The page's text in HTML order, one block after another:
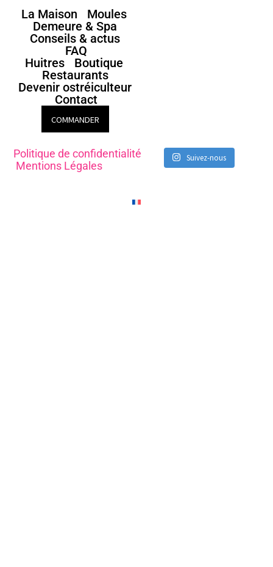
La Maison
Moules
Demeure & Spa
Conseils & actus
FAQ
Huitres
Boutique
Restaurants
Devenir ostréiculteur
Contact
COMMANDER
Politique de confidentialité
Mentions Légales
Suivez-nous